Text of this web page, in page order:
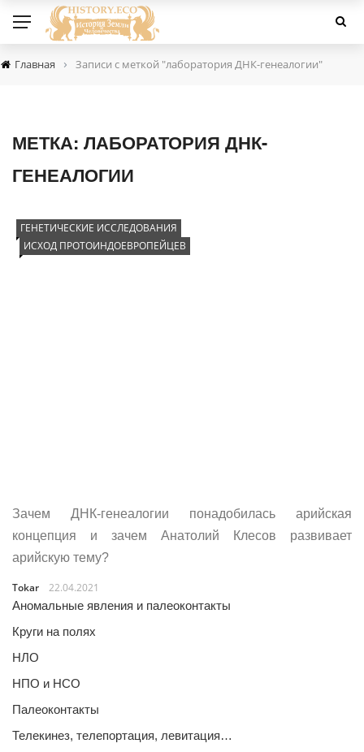
Главная › Записи с меткой "лаборатория ДНК-генеалогии"
МЕТКА: ЛАБОРАТОРИЯ ДНК-
ГЕНЕАЛОГИИ
ГЕНЕТИЧЕСКИЕ ИССЛЕДОВАНИЯ
ИСХОД ПРОТОИНДОЕВРОПЕЙЦЕВ
Зачем ДНК-генеалогии понадобилась арийская
концепция и зачем Анатолий Клесов развивает
арийскую тему?
Tokar
22.04.2021
Аномальные явления и палеоконтакты
Круги на полях
НЛО
НПО и НСО
Палеоконтакты
Телекинез, телепортация, левитация…